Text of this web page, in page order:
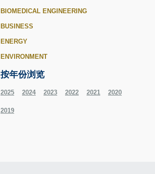
BIOMEDICAL ENGINEERING
BUSINESS
ENERGY
ENVIRONMENT
按年份浏览
2025 2024 2023 2022 2021 2020
2019